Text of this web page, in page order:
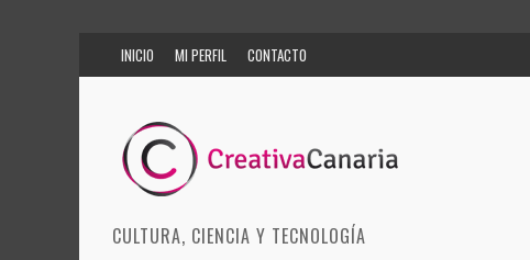
INICIO MI PERFIL CONTACTO
CULTURA, CIENCIA Y TECNOLOGÍA